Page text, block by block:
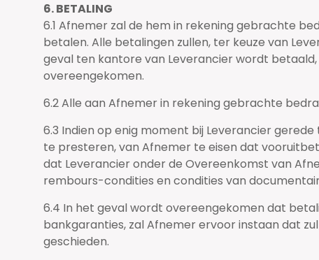
6. BETALING
6.1 Afnemer zal de hem in rekening gebrachte
betalen. Alle betalingen zullen, ter keuze van
geval ten kantore van Leverancier wordt
overeengekomen.
6.2 Alle aan Afnemer in rekening gebrachte
6.3 Indien op enig moment bij Leverancier
te presteren, van Afnemer te eisen dat
dat Leverancier onder de Overeenkomst van
rembours-condities en condities van
6.4 In het geval wordt overeengekomen dat
bankgaranties, zal Afnemer ervoor instaan dat
geschieden.